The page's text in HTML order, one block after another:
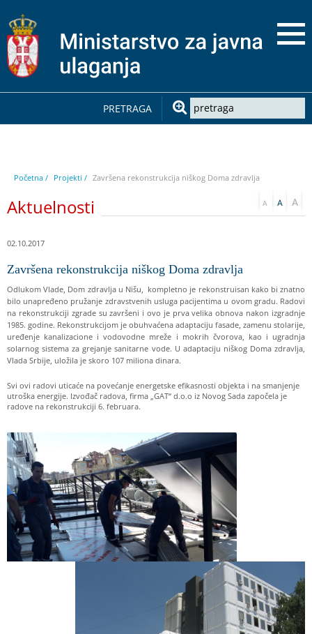
PRETRAGA
Početna / Projekti / Završena rekonstrukcija niškog Doma zdravlja
Aktuelnosti
02.10.2017
Završena rekonstrukcija niškog Doma zdravlja
Odlukom Vlade, Dom zdravlja u Nišu, kompletno je rekonstruisan kako bi znatno
bilo unapređeno pružanje zdravstvenih usluga pacijentima u ovom gradu. Radovi
na rekonstrukciji zgrade su završeni i ovo je prva velika obnova nakon izgradnje
1985. godine. Rekonstrukcijom je obuhvaćena adaptaciju fasade, zamenu stolarije,
uređenje kanalizacione i vodovodne mreže i mokrih čvorova, kao i ugradnja
solarnog sistema za grejanje sanitarne vode. U adaptaciju niškog Doma zdravlja,
Vlada Srbije, uložila je skoro 107 miliona dinara.
Svi ovi radovi uticaće na povećanje energetske efikasnosti objekta i na smanjenje
utroška energije. Izvođač radova, firma „GAT“ d.o.o iz Novog Sada započela je
radove na rekonstrukciji 6. februara.